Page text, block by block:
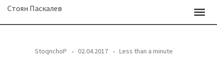
SkipСтоян Паскалев
StoqnchoP 02.04.2017 Less than a minute